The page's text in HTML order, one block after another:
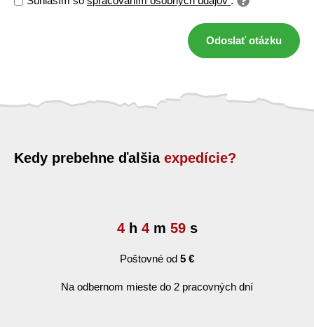
Odoslať otázku
Kedy prebehne ďalšia expedície?
4h 4m 58s
Poštovné od 5 €
Na odbernom mieste do 2 pracovných dní